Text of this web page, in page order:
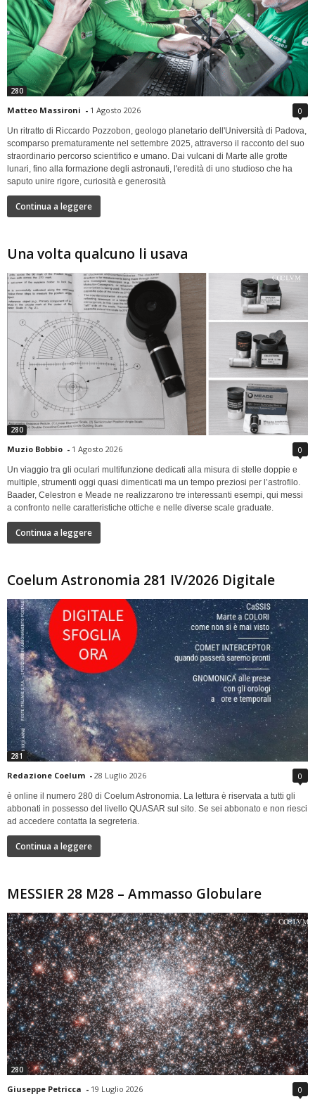
280
Matteo Massironi - 1 Agosto 2026 0
Un ritratto di Riccardo Pozzobon, geologo planetario dell'Università di Padova,
scomparso prematuramente nel settembre 2025, attraverso il racconto del suo
straordinario percorso scientifico e umano. Dai vulcani di Marte alle grotte
lunari, fino alla formazione degli astronauti, l'eredità di uno studioso che ha
saputo unire rigore, curiosità e generosità
Continua a leggere
Una volta qualcuno li usava
280
Muzio Bobbio - 1 Agosto 2026 0
Un viaggio tra gli oculari multifunzione dedicati alla misura di stelle doppie e
multiple, strumenti oggi quasi dimenticati ma un tempo preziosi per l’astrofilo.
Baader, Celestron e Meade ne realizzarono tre interessanti esempi, qui messi
a confronto nelle caratteristiche ottiche e nelle diverse scale graduate.
Continua a leggere
Coelum Astronomia 281 IV/2026 Digitale
281
Redazione Coelum - 28 Luglio 2026 0
è online il numero 280 di Coelum Astronomia. La lettura è riservata a tutti gli
abbonati in possesso del livello QUASAR sul sito. Se sei abbonato e non riesci
ad accedere contatta la segreteria.
Continua a leggere
MESSIER 28 M28 – Ammasso Globulare
280
Giuseppe Petricca - 19 Luglio 2026 0